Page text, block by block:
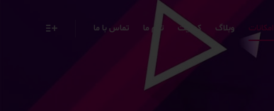
امکانات وبلاگ کیفیت تیم ما تماس با ما